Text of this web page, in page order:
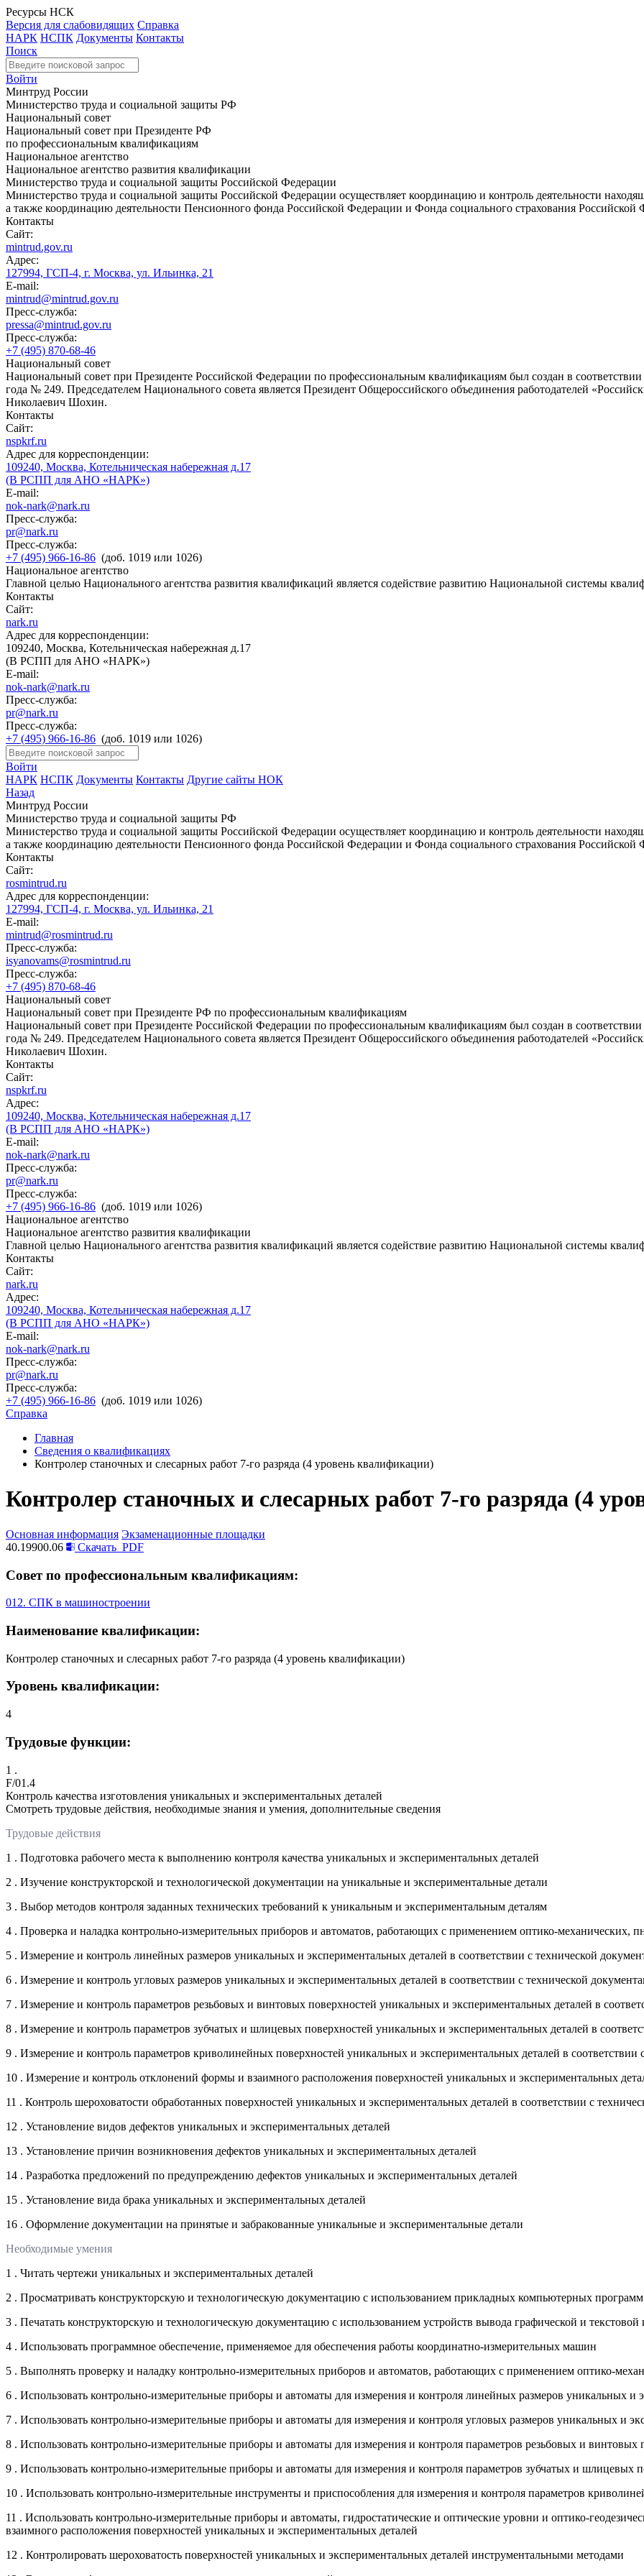
Ресурсы НСК
Версия для слабовидящих Справка
НАРК НСПК Документы Контакты
Поиск
Войти
Минтруд России
Министерство труда и социальной защиты РФ
Национальный совет
Национальный совет при Президенте РФ
по профессиональным квалификациям
Национальное агентство
Национальное агентство развития квалификации
Министерство труда и социальной защиты Российской Федерации
Министерство труда и социальной защиты Российской Федерации осуществляет координацию и контроль деятельности
а также координацию деятельности Пенсионного фонда Российской Федерации и Фонда социального страхования Российской
Контакты
Сайт:
mintrud.gov.ru
Адрес:
127994, ГСП-4, г. Москва, ул. Ильинка, 21
E-mail:
mintrud@mintrud.gov.ru
Пресс-служба:
pressa@mintrud.gov.ru
Пресс-служба:
+7 (495) 870-68-46
Национальный совет
Национальный совет при Президенте Российской Федерации по профессиональным квалификациям был создан в
года № 249. Председателем Национального совета является Президент Общероссийского объединения работодателей
Николаевич Шохин.
Контакты
Сайт:
nspkrf.ru
Адрес для корреспонденции:
109240, Москва, Котельническая набережная д.17
(В РСПП для АНО «НАРК»)
E-mail:
nok-nark@nark.ru
Пресс-служба:
pr@nark.ru
Пресс-служба:
+7 (495) 966-16-86 (доб. 1019 или 1026)
Национальное агентство
Главной целью Национального агентства развития квалификаций является содействие развитию Национальной системы
Контакты
Сайт:
nark.ru
Адрес для корреспонденции:
109240, Москва, Котельническая набережная д.17
(В РСПП для АНО «НАРК»)
E-mail:
nok-nark@nark.ru
Пресс-служба:
pr@nark.ru
Пресс-служба:
+7 (495) 966-16-86 (доб. 1019 или 1026)
Войти
НАРК НСПК Документы Контакты Другие сайты НОК
Назад
Минтруд России
Министерство труда и социальной защиты РФ
Министерство труда и социальной защиты Российской Федерации осуществляет координацию и контроль деятельности
а также координацию деятельности Пенсионного фонда Российской Федерации и Фонда социального страхования Российской
Контакты
Сайт:
rosmintrud.ru
Адрес для корреспонденции:
127994, ГСП-4, г. Москва, ул. Ильинка, 21
E-mail:
mintrud@rosmintrud.ru
Пресс-служба:
isyanovams@rosmintrud.ru
Пресс-служба:
+7 (495) 870-68-46
Национальный совет
Национальный совет при Президенте РФ по профессиональным квалификациям
Национальный совет при Президенте Российской Федерации по профессиональным квалификациям был создан в
года № 249. Председателем Национального совета является Президент Общероссийского объединения работодателей
Николаевич Шохин.
Контакты
Сайт:
nspkrf.ru
Адрес:
109240, Москва, Котельническая набережная д.17
(В РСПП для АНО «НАРК»)
E-mail:
nok-nark@nark.ru
Пресс-служба:
pr@nark.ru
Пресс-служба:
+7 (495) 966-16-86 (доб. 1019 или 1026)
Национальное агентство
Национальное агентство развития квалификации
Главной целью Национального агентства развития квалификаций является содействие развитию Национальной системы
Контакты
Сайт:
nark.ru
Адрес:
109240, Москва, Котельническая набережная д.17
(В РСПП для АНО «НАРК»)
E-mail:
nok-nark@nark.ru
Пресс-служба:
pr@nark.ru
Пресс-служба:
+7 (495) 966-16-86 (доб. 1019 или 1026)
Справка
Главная
Сведения о квалификациях
Контролер станочных и слесарных работ 7-го разряда (4 уровень квалификации)
Контролер станочных и слесарных работ 7-го разряда (4
Основная информация Экзаменационные площадки
40.19900.06
Скачать PDF
Совет по профессиональным квалификациям:
012. СПК в машиностроении
Наименование квалификации:
Контролер станочных и слесарных работ 7-го разряда (4 уровень квалификации)
Уровень квалификации:
4
Трудовые функции:
1 .
F/01.4
Контроль качества изготовления уникальных и экспериментальных деталей
Смотреть трудовые действия, необходимые знания и умения, дополнительные сведения
Трудовые действия
1 . Подготовка рабочего места к выполнению контроля качества уникальных и экспериментальных деталей
2 . Изучение конструкторской и технологической документации на уникальные и экспериментальные детали
3 . Выбор методов контроля заданных технических требований к уникальным и экспериментальным деталям
4 . Проверка и наладка контрольно-измерительных приборов и автоматов, работающих с применением оптико-механических,
5 . Измерение и контроль линейных размеров уникальных и экспериментальных деталей в соответствии с технической
6 . Измерение и контроль угловых размеров уникальных и экспериментальных деталей в соответствии с технической
7 . Измерение и контроль параметров резьбовых и винтовых поверхностей уникальных и экспериментальных деталей в
8 . Измерение и контроль параметров зубчатых и шлицевых поверхностей уникальных и экспериментальных деталей в
9 . Измерение и контроль параметров криволинейных поверхностей уникальных и экспериментальных деталей в соответствии
10 . Измерение и контроль отклонений формы и взаимного расположения поверхностей уникальных и экспериментальных
11 . Контроль шероховатости обработанных поверхностей уникальных и экспериментальных деталей в соответствии с
12 . Установление видов дефектов уникальных и экспериментальных деталей
13 . Установление причин возникновения дефектов уникальных и экспериментальных деталей
14 . Разработка предложений по предупреждению дефектов уникальных и экспериментальных деталей
15 . Установление вида брака уникальных и экспериментальных деталей
16 . Оформление документации на принятые и забракованные уникальные и экспериментальные детали
Необходимые умения
1 . Читать чертежи уникальных и экспериментальных деталей
2 . Просматривать конструкторскую и технологическую документацию с использованием прикладных компьютерных программ
3 . Печатать конструкторскую и технологическую документацию с использованием устройств вывода графической и
4 . Использовать программное обеспечение, применяемое для обеспечения работы координатно-измерительных машин
5 . Выполнять проверку и наладку контрольно-измерительных приборов и автоматов, работающих с применением оптико-
6 . Использовать контрольно-измерительные приборы и автоматы для измерения и контроля линейных размеров уникальных и
7 . Использовать контрольно-измерительные приборы и автоматы для измерения и контроля угловых размеров уникальных и
8 . Использовать контрольно-измерительные приборы и автоматы для измерения и контроля параметров резьбовых и
9 . Использовать контрольно-измерительные приборы и автоматы для измерения и контроля параметров зубчатых и шлицевых
10 . Использовать контрольно-измерительные инструменты и приспособления для измерения и контроля параметров
11 . Использовать контрольно-измерительные приборы и автоматы, гидростатические и оптические уровни и оптико-
взаимного расположения поверхностей уникальных и экспериментальных деталей
12 . Контролировать шероховатость поверхностей уникальных и экспериментальных деталей инструментальными методами